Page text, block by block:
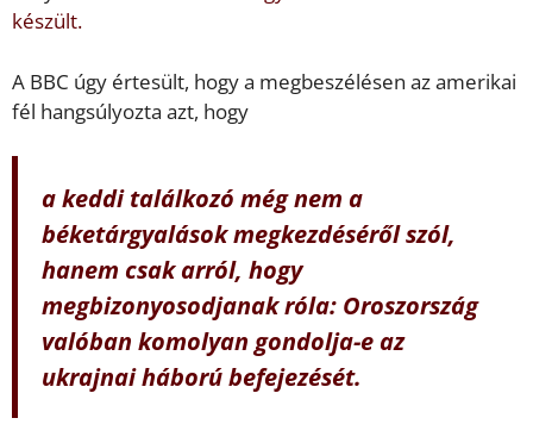
készült.
A BBC úgy értesült, hogy a megbeszélésen az amerikai
fél hangsúlyozta azt, hogy
a keddi találkozó még nem a
béketárgyalások megkezdéséről szól,
hanem csak arról, hogy
megbizonyosodjanak róla: Oroszország
valóban komolyan gondolja-e az
ukrajnai háború befejezését.